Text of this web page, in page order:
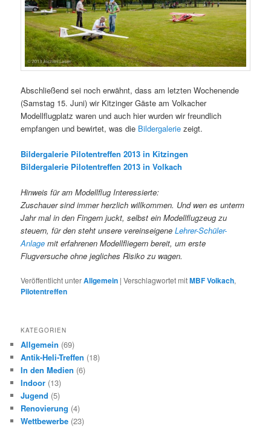
Abschließend sei noch erwähnt, dass am letzten Wochenende
(Samstag 15. Juni) wir Kitzinger Gäste am Volkacher
Modellflugplatz waren und auch hier wurden wir freundlich
empfangen und bewirtet, was die Bildergalerie zeigt.
Bildergalerie Pilotentreffen 2013 in Kitzingen
Bildergalerie Pilotentreffen 2013 in Volkach
Hinweis für am Modellflug Interessierte:
Zuschauer sind immer herzlich willkommen. Und wen es unterm
Jahr mal in den Fingern juckt, selbst ein Modellflugzeug zu
steuern, für den steht unsere vereinseigeneLehrer-Schüler-
Anlage mit erfahrenen Modellfliegern bereit, um erste
Flugversuche ohne jegliches Risiko zu wagen.
Veröffentlicht unterAllgemein |Verschlagwortet mitMBF Volkach,
Pilotentreffen
KATEGORIEN
Allgemein (69)
Antik-Heli-Treffen (18)
In den Medien (6)
Indoor (13)
Jugend (5)
Renovierung (4)
Wettbewerbe (23)